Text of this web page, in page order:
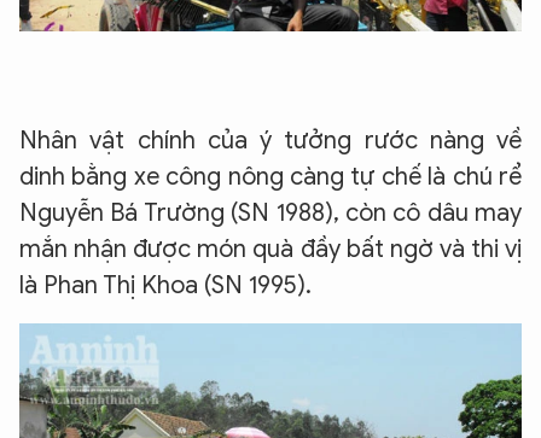
Nhân vật chính của ý tưởng rước nàng về
dinh bằng xe công nông càng tự chế là chú rể
Nguyễn Bá Trường (SN 1988), còn cô dâu may
mắn nhận được món quà đầy bất ngờ và thi vị
là Phan Thị Khoa (SN 1995).